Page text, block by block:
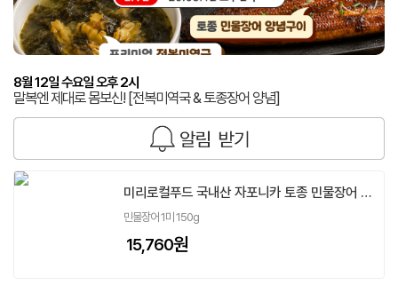
8월 12일 수요일 오후 2시
말복엔 제대로 몸보신! [전복미역국 & 토종장어 양념]
미리로컬푸드 국내산 자포니카 토종 민물장어 간장 양념구이 1인분 150g 장어덮밥
민물장어 1미 150g
15,760원